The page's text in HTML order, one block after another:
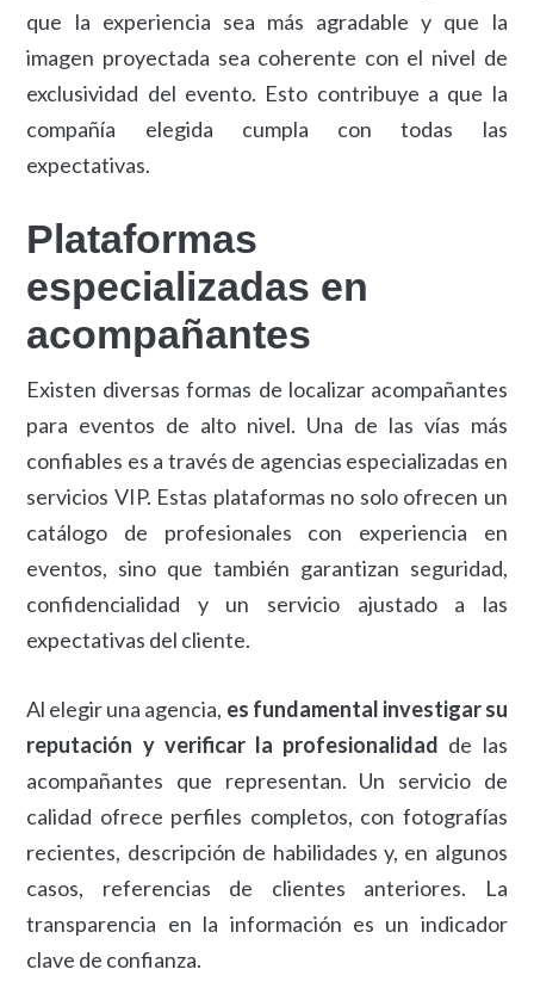
que la experiencia sea más agradable y que la
imagen proyectada sea coherente con el nivel de
exclusividad del evento. Esto contribuye a que la
compañía elegida cumpla con todas las
expectativas.
Plataformas
especializadas en
acompañantes
Existen diversas formas de localizar acompañantes
para eventos de alto nivel. Una de las vías más
confiables es a través de agencias especializadas en
servicios VIP. Estas plataformas no solo ofrecen un
catálogo de profesionales con experiencia en
eventos, sino que también garantizan seguridad,
confidencialidad y un servicio ajustado a las
expectativas del cliente.
Al elegir una agencia, es fundamental investigar su
reputación y verificar la profesionalidad de las
acompañantes que representan. Un servicio de
calidad ofrece perfiles completos, con fotografías
recientes, descripción de habilidades y, en algunos
casos, referencias de clientes anteriores. La
transparencia en la información es un indicador
clave de confianza.